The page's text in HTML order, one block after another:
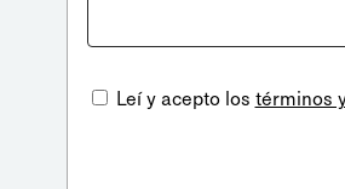
Leí y acepto los términos